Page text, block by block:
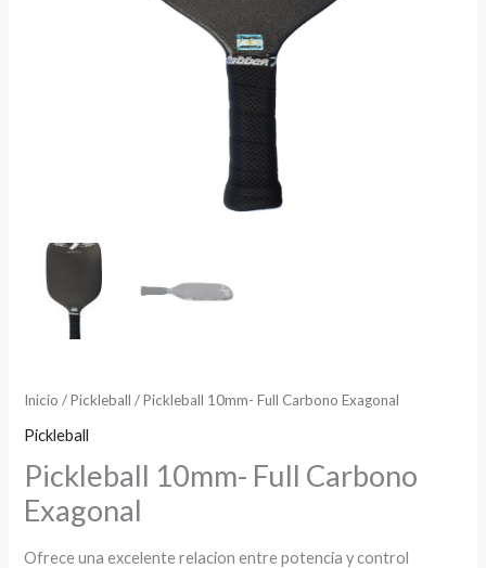
Inicio /Pickleball / Pickleball 10mm- Full Carbono Exagonal
Pickleball
Pickleball 10mm- Full Carbono
Exagonal
Ofrece una excelente relacion entre potencia y control